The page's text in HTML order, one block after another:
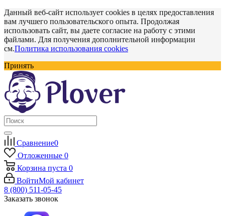
Данный веб-сайт использует cookies в целях предоставления
вам лучшего пользовательского опыта. Продолжая
использовать сайт, вы даете согласие на работу с этими
файлами. Для получения дополнительной информации
см.Политика использования cookies
Принять
Сравнение0
Отложенные 0
Корзина пуста 0
ВойтиМой кабинет
8 (800) 511-05-45
Заказать звонок